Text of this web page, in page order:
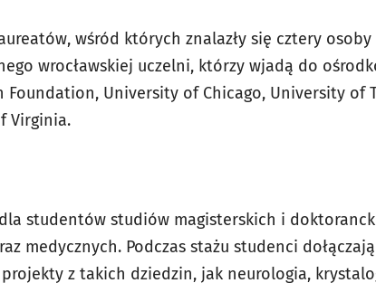
wśród których znalazły się cztery
wrocławskiej uczelni, którzy wjadą do
Foundation, University of Chicago, University of
Virginia.
studentów studiów magisterskich i
medycznych. Podczas stażu studenci
z takich dziedzin, jak neurologia,